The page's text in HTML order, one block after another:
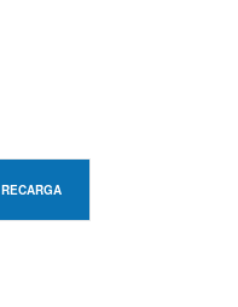
RECARGA